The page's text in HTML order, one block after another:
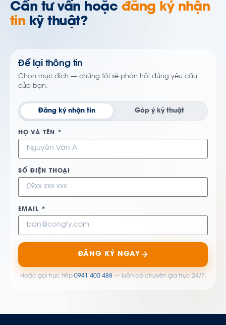
Cần tư vấn hoặc đăng ký nhận
tin kỹ thuật?
Để lại thông tin
Chọn mục đích — chúng tôi sẽ phản hồi đúng yêu cầu
của bạn.
Đăng ký nhận tin Góp ý kỹ thuật
HỌ VÀ TÊN *
SỐ ĐIỆN THOẠI
EMAIL *
ĐĂNG KÝ NGAY
Hoặc gọi trực tiếp 0941 400 488— luôn có chuyên gia trực 24/7.